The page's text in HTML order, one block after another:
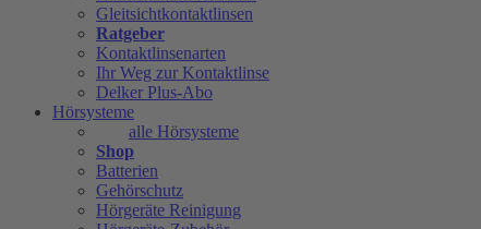
Gleitsichtkontaktlinsen
Ratgeber
Kontaktlinsenarten
Ihr Weg zur Kontaktlinse
Delker Plus-Abo
Hörsysteme
alle Hörsysteme
Shop
Batterien
Gehörschutz
Hörgeräte Reinigung